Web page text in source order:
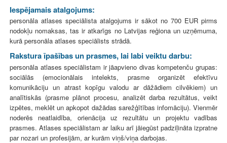
Iespējamais atalgojums:
personāla atlases speciālista atalgojums ir sākot no 700 EUR pirms
nodokļu nomaksas, tas ir atkarīgs no Latvijas reģiona un uzņēmuma,
kurā personāla atlases speciālists strādā.
Rakstura īpašības un prasmes, lai labi veiktu darbu:
personāla atlases speciālistam ir jāapvieno divas kompetenču grupas:
sociālās (emocionālais intelekts, prasme organizēt efektīvu
komunikāciju un atrast kopīgu valodu ar dāžādiem cilvēkiem) un
analītiskās (prasme plānot procesu, analizēt darba rezultātus, veikt
izpētes, meklēt un apkopot dažādas sarežģītības infomāciju). Vienmēr
noderēs neatlaidība, orienācija uz rezultātu un projektu vadības
prasmes. Atlases speciālistam ar laiku arī jāiegūst padziļināta izpratne
par nozari un profesijām, ar kurām viņš/viņa darbojas.